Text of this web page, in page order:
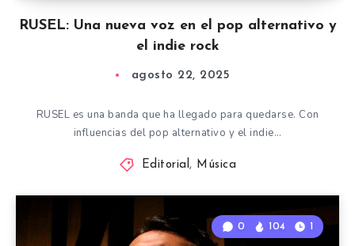
RUSEL: Una nueva voz en el pop alternativo y
el indie rock
agosto 22, 2025
RUSEL es una banda que ha llegado para quedarse. Con
influencias del pop alternativo y el indie…
Editorial, Música
0 104 1